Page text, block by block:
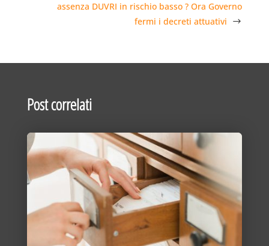
assenza DUVRI in rischio basso ? Ora Governo
fermi i decreti attuativi
Post correlati